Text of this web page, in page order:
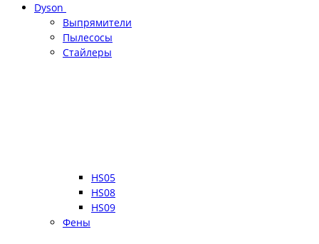
Dyson
Выпрямители
Пылесосы
Стайлеры
HS05
HS08
HS09
Фены